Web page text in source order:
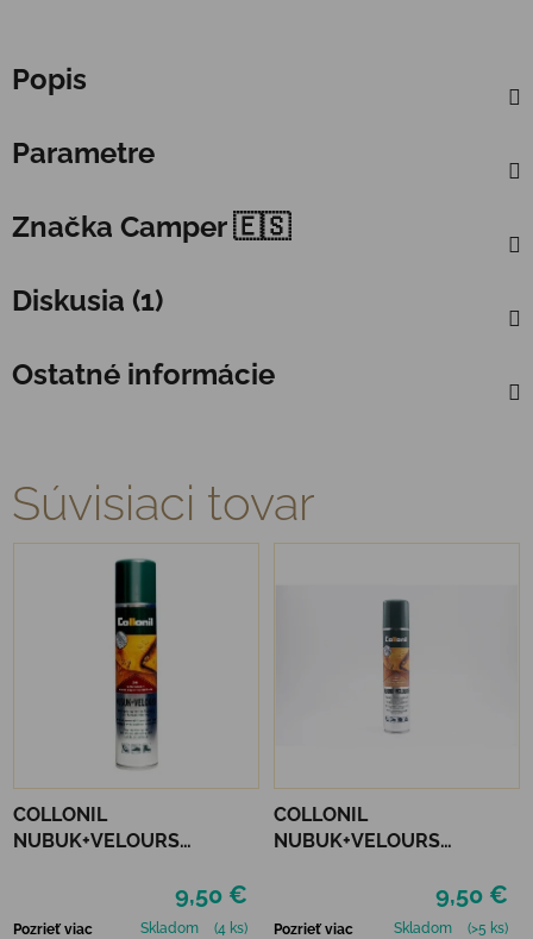
Popis
Parametre
Značka Camper 🇪🇸
Diskusia (1)
Ostatné informácie
Súvisiaci tovar
COLLONIL
NUBUK+VELOURS
9,50 €
Pozrieť viac Skladom (4 ks)
COLLONIL
NUBUK+VELOURS
9,50 €
Pozrieť viac Skladom (>5 ks)